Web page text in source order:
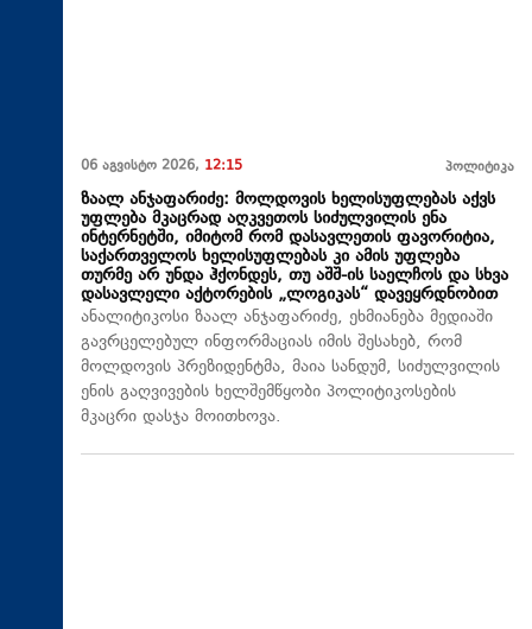
06 აგვისტო 2026, 12:15 პოლიტიკა
ზაალ ანჯაფარიძე: მოლდოვის ხელისუფლებას აქვს
უფლება მკაცრად აღკვეთოს სიძულვილის ენა
ინტერნეტში, იმიტომ რომ დასავლეთის ფავორიტია,
საქართველოს ხელისუფლებას კი ამის უფლება
თურმე არ უნდა ჰქონდეს, თუ აშშ-ის საელჩოს და სხვა
დასავლელი აქტორების „ლოგიკას“ დავეყრდნობით
ანალიტიკოსი ზაალ ანჯაფარიძე, ეხმიანება მედიაში
გავრცელებულ ინფორმაციას იმის შესახებ, რომ
მოლდოვის პრეზიდენტმა, მაია სანდუმ, სიძულვილის
ენის გაღვივების ხელშემწყობი პოლიტიკოსების
მკაცრი დასჯა მოითხოვა.